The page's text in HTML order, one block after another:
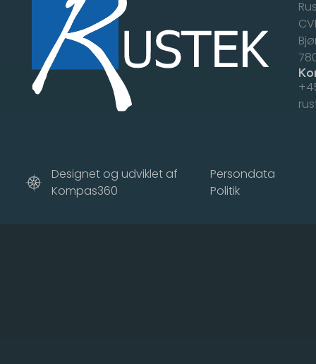
Designet og udviklet af
Kompas360
Persondata
Politik